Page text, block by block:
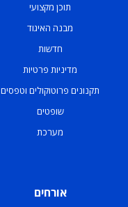
תוכן מקצועי
מבנה האיגוד
חדשות
מדיניות פרטיות
תקנונים פרוטוקולים וטפסים
שופטים
מערכת
אורחים